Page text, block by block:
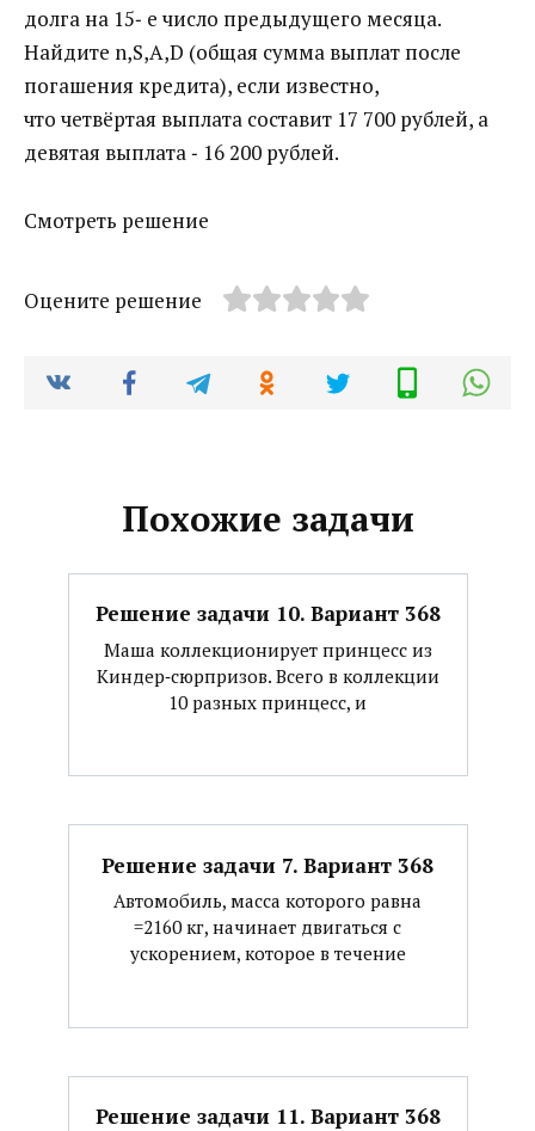
долга на 15‐ е число предыдущего месяца.
Найдите n,S,A,D (общая сумма выплат после
погашения кредита), если известно,
что четвёртая выплата составит 17 700 рублей, а
девятая выплата ‐ 16 200 рублей.
Смотреть решение
Оцените решение
Похожие задачи
Решение задачи 10. Вариант 368
Маша коллекционирует принцесс из
Киндер‐сюрпризов. Всего в коллекции
10 разных принцесс, и
Решение задачи 7. Вариант 368
Автомобиль, масса которого равна
=2160 кг, начинает двигаться с
ускорением, которое в течение
Решение задачи 11. Вариант 368